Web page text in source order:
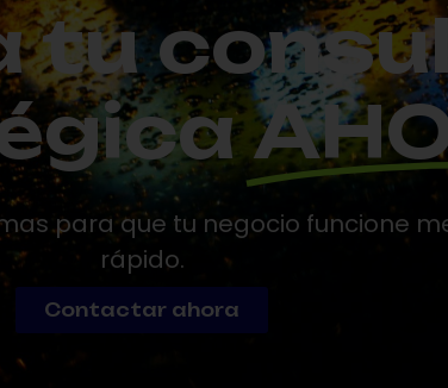
tu
para que tu negocio funcione
rápido.
Contactar ahora